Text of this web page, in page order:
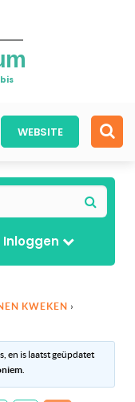
WEBSITE
Inloggen
KWEKEN ›
en is laatst geüpdatet